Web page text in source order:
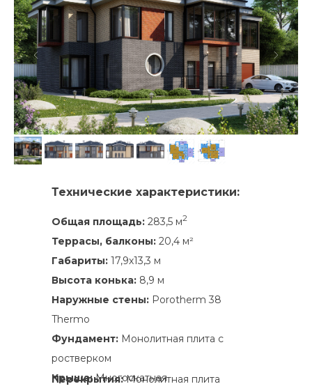
Технические характеристики:
Общая площадь: 283,5 м2
Террасы, балконы: 20,4 м²
Габариты: 17,9х13,3 м
Высота конька: 8,9 м
Наружные стены: Porotherm 38
Thermo
Фундамент: Монолитная плита с
ростверком
Крыша:Многоскатная
Перекрытия:Монолитная плита